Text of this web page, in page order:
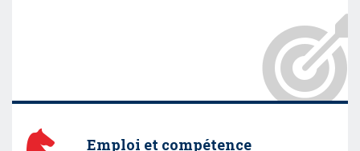
Emploi et compétence